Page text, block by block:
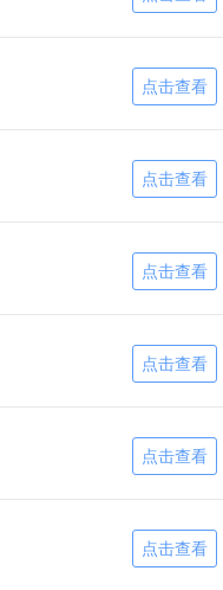
点击查看
点击查看
点击查看
点击查看
点击查看
点击查看